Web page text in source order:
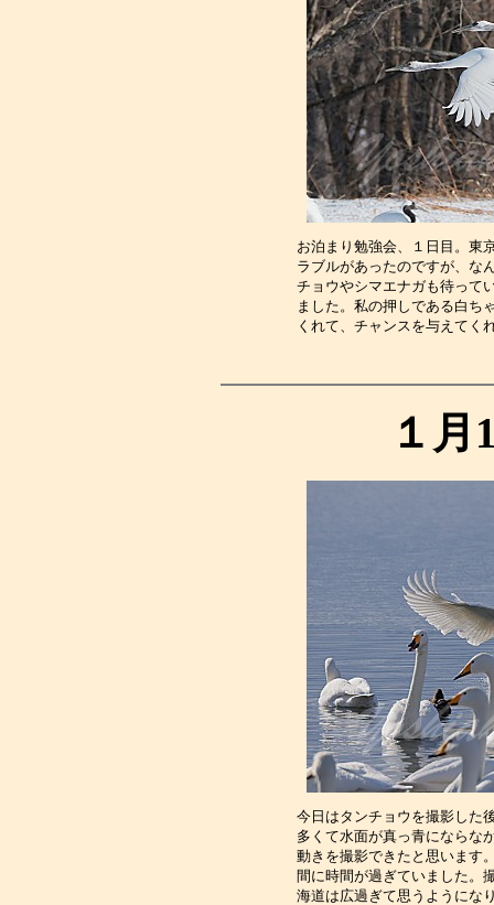
お泊まり勉強会、１日目。東
ラブルがあったのですが、な
チョウやシマエナガも待って
ました。私の押しである白ち
くれて、チャンスを与え
１月
今日はタンチョウを撮影した
多くて水面が真っ青にならな
動きを撮影できたと思います
間に時間が過ぎていました。
海道は広過ぎて